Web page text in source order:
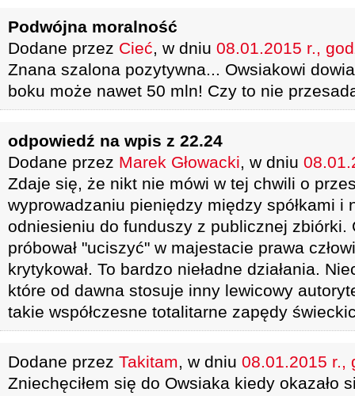
Podwójna moralność
Dodane przez Cieć, w dniu 08.01.2015 r.,
Znana szalona pozytywna... Owsiakowi
boku może nawet 50 mln! Czy to nie
odpowiedź na wpis z 22.24
Dodane przez Marek Głowacki, w dniu
Zdaje się, że nikt nie mówi w tej chwili o
wyprowadzaniu pieniędzy między spółkami i
odniesieniu do funduszy z publicznej zbiórki.
próbował "uciszyć" w majestacie prawa
krytykował. To bardzo nieładne działania.
które od dawna stosuje inny lewicowy
takie współczesne totalitarne zapędy
Dodane przez Takitam, w dniu 08.01.2015 r.,
Zniechęciłem się do Owsiaka kiedy okazało